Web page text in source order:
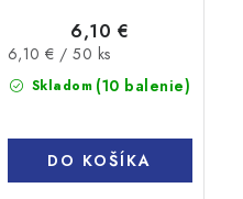
Skladom (10 balenie)
6,10 €
Jednotková
cena:
6,10 € / 50 ks
DO KOŠÍKA